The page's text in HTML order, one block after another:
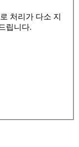
처리가 다소 지
립니다.